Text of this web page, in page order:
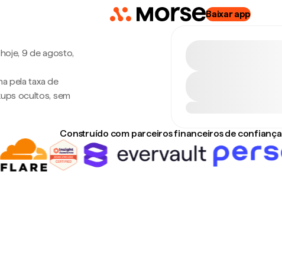
Baixar app
9 de agosto,
pela taxa de
ocultos, sem
Construído com parceiros financeiros de confiança